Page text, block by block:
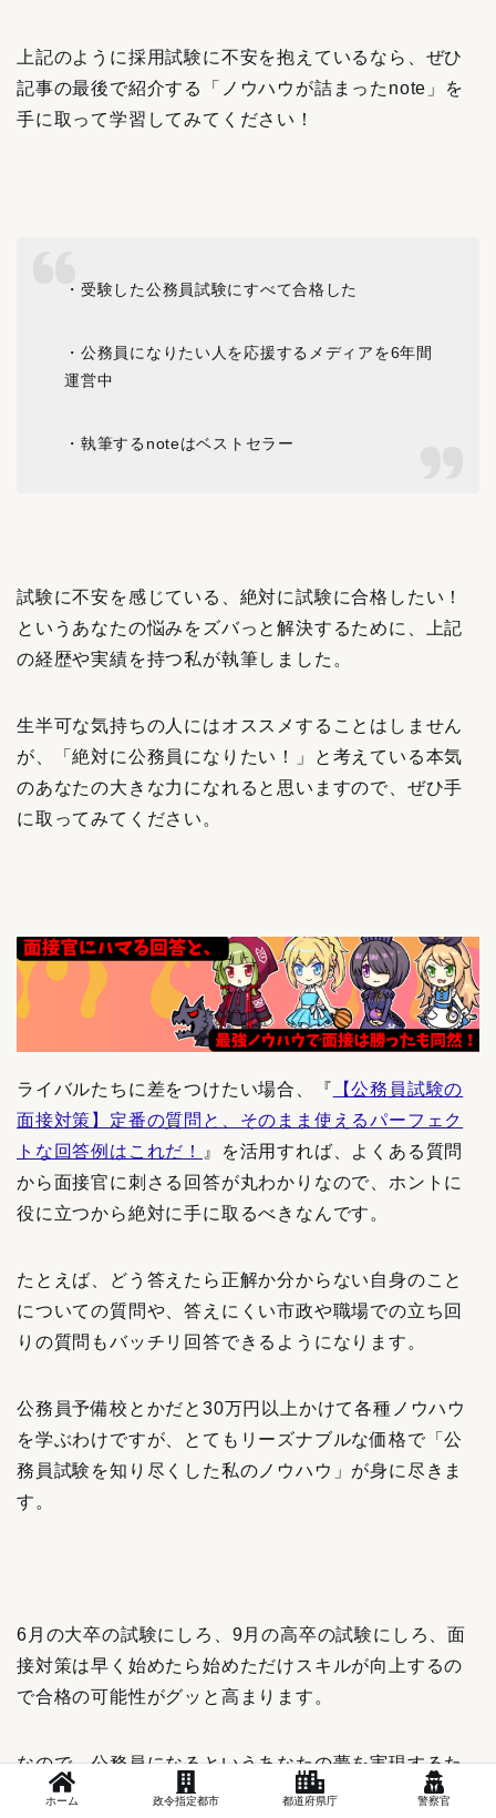
上記のように採用試験に不安を抱えているなら、ぜひ
記事の最後で紹介する「ノウハウが詰まったnote」を
手に取って学習してみてください！
・受験した公務員試験にすべて合格した
・公務員になりたい人を応援するメディアを6年間
運営中
・執筆するnoteはベストセラー
試験に不安を感じている、絶対に試験に合格したい！
というあなたの悩みをズバっと解決するために、
上記
の経歴や実績を持つ私が執筆しました。
生半可な気持ちの人にはオススメすることはしません
が、「絶対に公務員になりたい！」と考えている本気
のあなたの大きな力になれると思いますので、ぜひ手
に取ってみてください。
ライバルたちに差をつけたい場合、『 【公務員試験の
面接対策】定番の質問と、そのまま使えるパーフェク
トな回答例はこれだ！
』を活用すれば、よくある質問
から面接官に刺さる回答が丸わかりなので、ホントに
役に立つから絶対に手に取るべきなんです。
たとえば、どう答えたら正解か分からない自身のこと
についての質問や、答えにくい市政や職場での立ち回
りの質問もバッチリ回答できるようになります。
公務員予備校とかだと30万円以上かけて各種ノウハウ
を学ぶわけですが、とてもリーズナブルな価格で「公
務員試験を知り尽くした私のノウハウ」が身に尽きま
す。
6月の大卒の試験にしろ、9月の高卒の試験にしろ、面
接対策は早く始めたら始めただけスキルが向上するの
で合格の可能性がグッと高まります。
なので、公務員になるというあなたの夢を実現するた
めにも、今この機会にぜひ私のnoteを手に取って試験
ホーム 政令指定都市 都道府県庁 警察官